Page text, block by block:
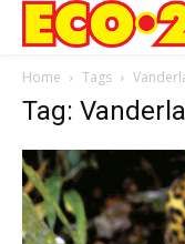
Home Tags
Tag: